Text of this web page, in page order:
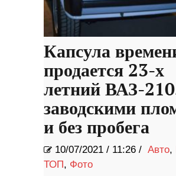
Капсула
продается 23-х
летний ВАЗ-
заводскими
и без пробега
10/07/2021 / 11:26 / Авто,
ТОП, Фото